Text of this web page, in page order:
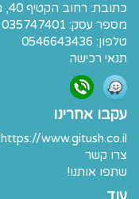
כתובת: רחוב הקטיף 40, מושב שחר 7933500
מספר עסק: 035747401
טלפון: 0546643436
תנאי רכישה
עקבו אחרינו
https://www.gitush.co.il/
צרו קשר
שתפו אותנו!